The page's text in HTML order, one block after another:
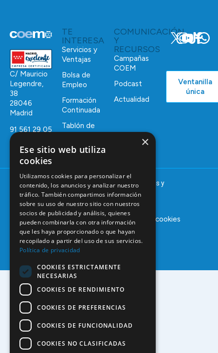
C/ Mauricio
Legendre,
38
28046
Madrid
91 561 29 05
informacion@coem.org.es
TE
INTERESA
Servicios y
Ventajas
Bolsa de
Empleo
Formación
Continuada
Tablón de
COMUNICACIÓN
Y
RECURSOS
Campañas
COEM
Podcast
Actualidad
Ventanilla
única
© 2025 – COEM – Colegio Oficial de Odontólogos y
Estomatólogos de la I región
Aviso legal Política de privacidad Política de cookies
×
Ese sitio web utiliza
cookies
Utilizamos cookies para personalizar el
contenido, los anuncios y analizar nuestro
tráfico. También compartimos información
sobre su uso de nuestro sitio con nuestros
socios de publicidad y análisis, quienes
pueden combinarla con otra información
que les haya proporcionado o que hayan
recopilado a partir del uso de sus servicios.
Política de privacidad
COOKIES ESTRICTAMENTE
NECESARIAS
COOKIES DE RENDIMIENTO
COOKIES DE PREFERENCIAS
COOKIES DE FUNCIONALIDAD
COOKIES NO CLASIFICADAS